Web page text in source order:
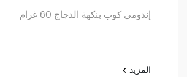
إندومي كوب بنكهة الدجاج 60 غرام
المزيد